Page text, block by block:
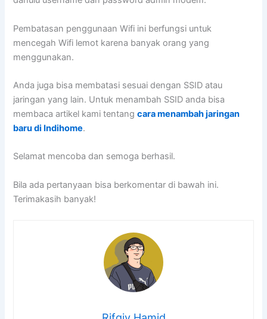
Pembatasan penggunaan Wifi ini berfungsi untuk
mencegah Wifi lemot karena banyak orang yang
menggunakan.
Anda juga bisa membatasi sesuai dengan SSID atau
jaringan yang lain. Untuk menambah SSID anda bisa
membaca artikel kami tentangcara menambah jaringan
baru di Indihome.
Selamat mencoba dan semoga berhasil.
Bila ada pertanyaan bisa berkomentar di bawah ini.
Terimakasih banyak!